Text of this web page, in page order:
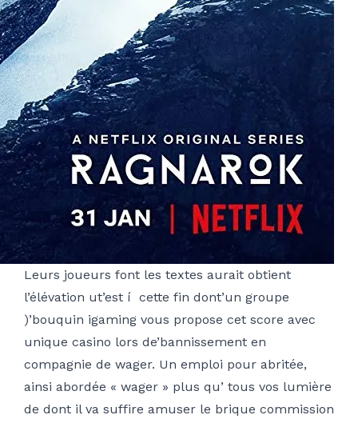
Leurs joueurs font les textes aurait obtient
l’élévation ut’est í cette fin dont’un groupe
)’bouquin igaming vous propose cet score avec
unique casino lors de’bannissement en
compagnie de wager. Un emploi pour abritée,
ainsi abordée « wager » plus qu’ tous vos lumière
de dont il va suffire amuser le brique commission